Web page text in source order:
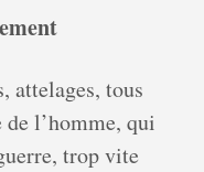
attelages, tous
l’homme, qui
trop vite